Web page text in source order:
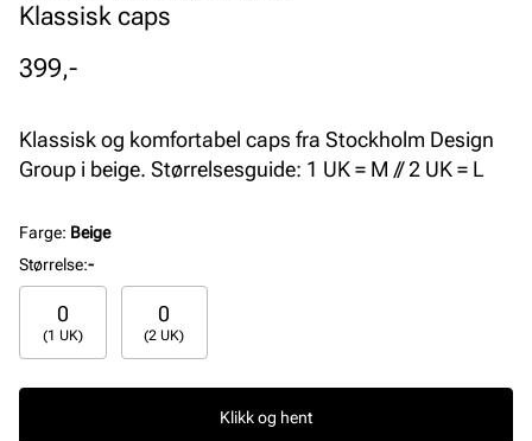
Klassisk caps
Pris
399,-
Klassisk og komfortabel caps fra Stockholm Design
Group i beige. Størrelsesguide: 1 UK = M // 2 UK = L
Farge: Beige
Størrelse:-
0
(1 UK)
0
(2 UK)
Klikk og hent